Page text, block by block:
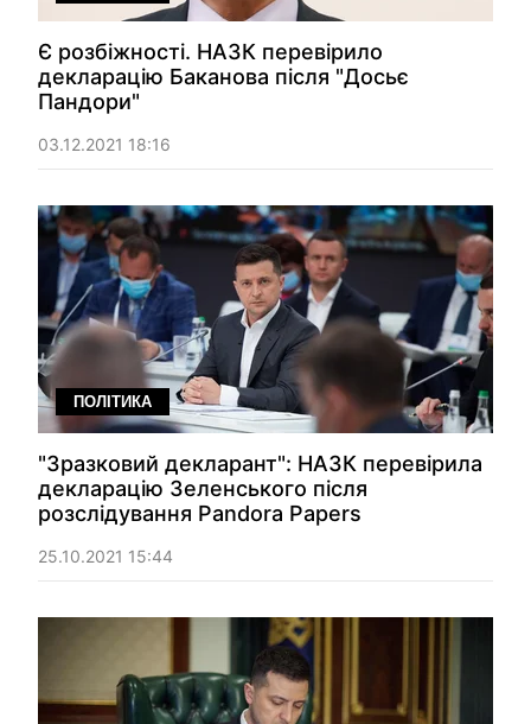
Є розбіжності. НАЗК перевірило
декларацію Баканова після "Досьє
Пандори"
03.12.2021 18:16
ПОЛІТИКА
"Зразковий декларант": НАЗК перевірила
декларацію Зеленського після
розслідування Pandora Papers
25.10.2021 15:44